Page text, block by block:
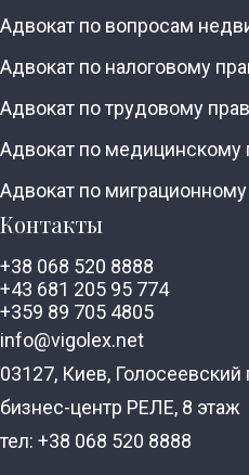
Адвокат по вопросам
Адвокат по налоговому
Адвокат по трудовому
Адвокат по медицинскому
Адвокат по
Контакты
+38 068 520 8888
+43 681 205 95 774
+359 89 705 4805
info@vigolex.net
03127, Киев, Голосеевский
бизнес-центр РЕЛЕ, 8 этаж
тел: +38 068 520 8888